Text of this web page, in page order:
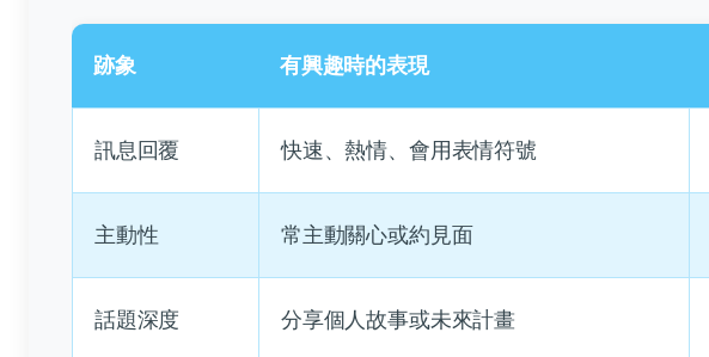
跡象 有興趣時的表現
訊息回覆 快速、熱情、會用表情符號
主動性 常主動關心或約見面
話題深度 分享個人故事或未來計畫